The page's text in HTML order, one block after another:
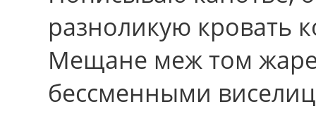
разноликую кровать
Мещане меж том
бессменными